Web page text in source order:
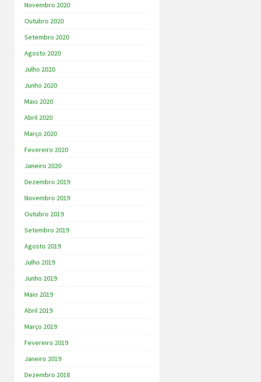
Novembro 2020
Outubro 2020
Setembro 2020
Agosto 2020
Julho 2020
Junho 2020
Maio 2020
Abril 2020
Março 2020
Fevereiro 2020
Janeiro 2020
Dezembro 2019
Novembro 2019
Outubro 2019
Setembro 2019
Agosto 2019
Julho 2019
Junho 2019
Maio 2019
Abril 2019
Março 2019
Fevereiro 2019
Janeiro 2019
Dezembro 2018